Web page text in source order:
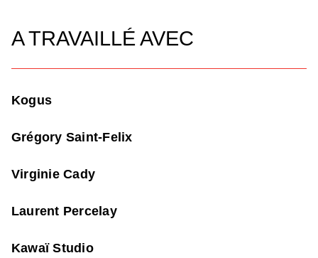
A TRAVAILLÉ AVEC
Kogus
Grégory Saint-Felix
Virginie Cady
Laurent Percelay
Kawaï Studio